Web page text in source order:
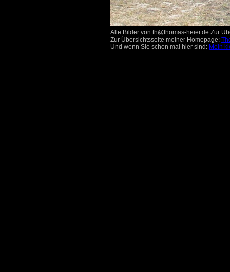
Alle Bilder von th@thomas-heier.de Zur
Zur Übersichtsseite meiner Homepage:
Und wenn Sie schon mal hier sind: Mein